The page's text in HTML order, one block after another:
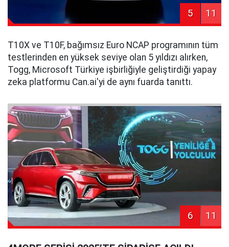
5 11
T10X ve T10F, bağımsız Euro NCAP programının tüm
testlerinden en yüksek seviye olan 5 yıldızı alırken,
Togg, Microsoft Türkiye işbirliğiyle geliştirdiği yapay
zeka platformu Can.ai'yi de aynı fuarda tanıttı.
6 11